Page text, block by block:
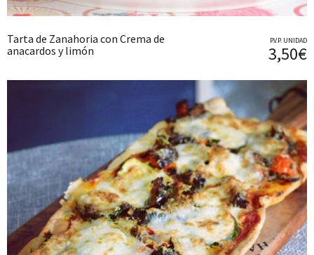
Tarta de Zanahoria con Crema de
anacardos y limón
P.V.P. UNIDAD
3,50€